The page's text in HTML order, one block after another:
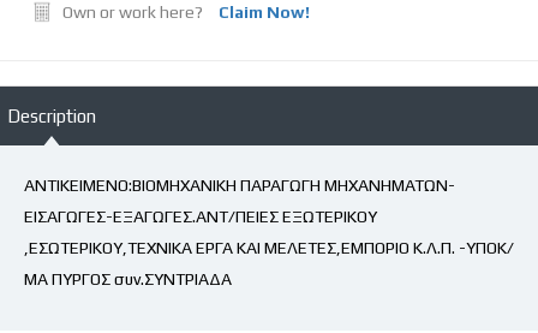
Own or work here? Claim Now!
Description
ΑΝΤΙΚΕΙΜΕΝΟ:ΒΙΟΜΗΧΑΝΙΚΗ ΠΑΡΑΓΩΓΗ ΜΗΧΑΝΗΜΑΤΩΝ-
ΕΙΣΑΓΩΓΕΣ-ΕΞΑΓΩΓΕΣ.ΑΝΤ/ΠΕΙΕΣ ΕΞΩΤΕΡΙΚΟΥ
,ΕΣΩΤΕΡΙΚΟΥ,ΤΕΧΝΙΚΑ ΕΡΓΑ ΚΑΙ ΜΕΛΕΤΕΣ,ΕΜΠΟΡΙΟ Κ.Λ.Π. -ΥΠΟΚ/
ΜΑ ΠΥΡΓΟΣ συν.ΣΥΝΤΡΙΑΔΑ